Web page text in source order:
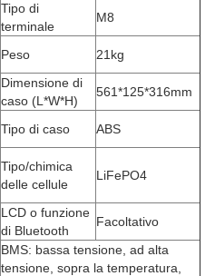
Tipo di
terminale
M8
Peso
21kg
Dimensione di
caso (L*W*H)
561*125*316mm
Tipo di caso ABS
Tipo/chimica
delle cellule
LiFePO4
LCD o funzione
di Bluetooth
Facoltativo
BMS: bassa tensione, ad alta
tensione, sopra la temperatura,